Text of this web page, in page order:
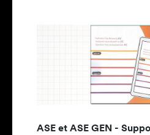
ASE et ASE GEN -